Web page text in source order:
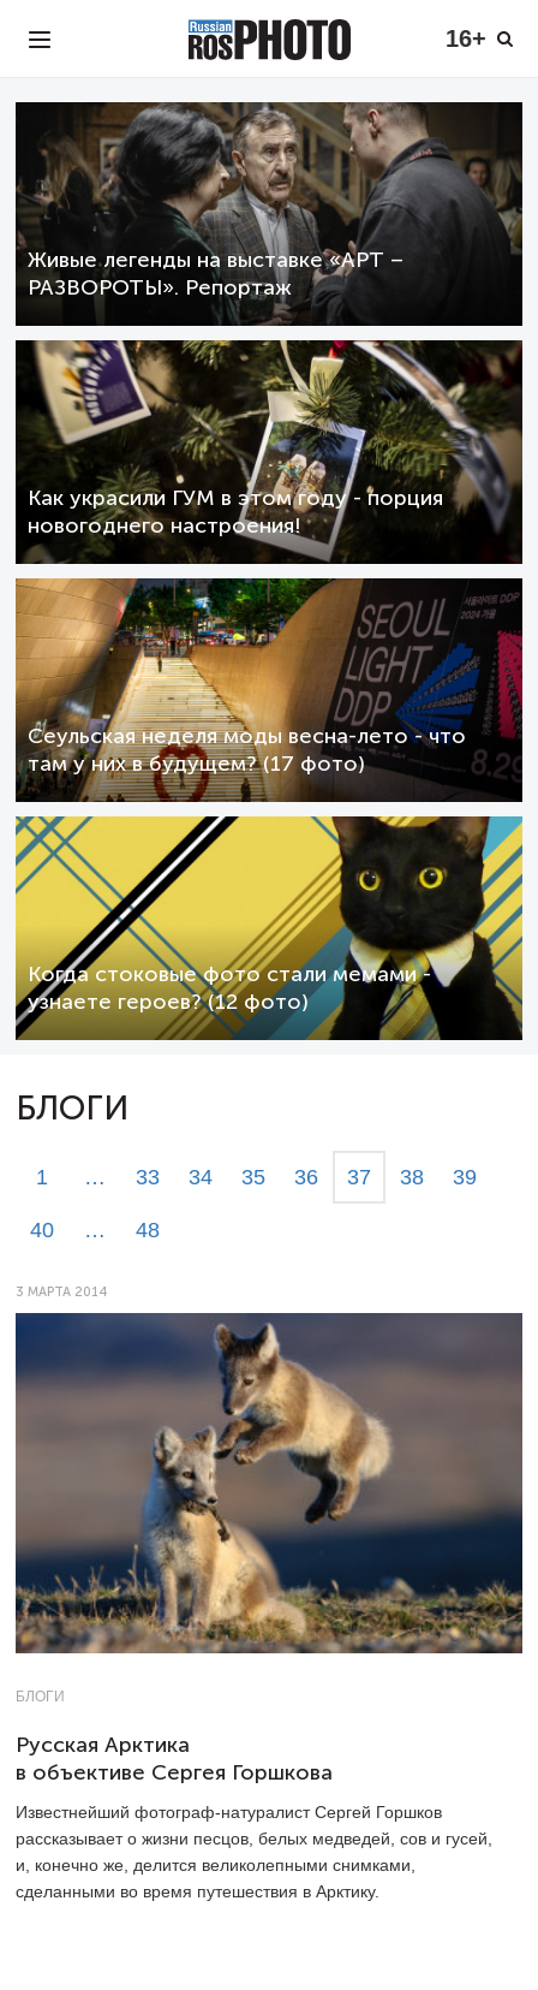
16+
Живые легенды на выставке «АРТ –
РАЗВОРОТЫ». Репортаж
Как украсили ГУМ в этом году - порция
новогоднего настроения!
Сеульская неделя моды весна-лето - что
там у них в будущем? (17 фото)
Когда стоковые фото стали мемами -
узнаете героев? (12 фото)
БЛОГИ
1 … 33 34 35 36 37 38 39
40 … 48
3 МАРТА 2014
БЛОГИ
Русская Арктика
в объективе Сергея Горшкова
Известнейший фотограф-натуралист Сергей Горшков
рассказывает о жизни песцов, белых медведей, сов и гусей,
и, конечно же, делится великолепными снимками,
сделанными во время путешествия в Арктику.